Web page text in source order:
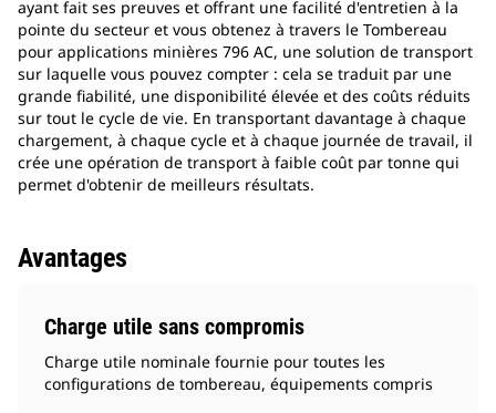
ayant fait ses preuves et offrant une facilité d'entretien à la
pointe du secteur et vous obtenez à travers le Tombereau
pour applications minières 796 AC, une solution de transport
sur laquelle vous pouvez compter : cela se traduit par une
grande fiabilité, une disponibilité élevée et des coûts réduits
sur tout le cycle de vie. En transportant davantage à chaque
chargement, à chaque cycle et à chaque journée de travail, il
crée une opération de transport à faible coût par tonne qui
permet d'obtenir de meilleurs résultats.
Avantages
Charge utile sans compromis
Charge utile nominale fournie pour toutes les
configurations de tombereau, équipements compris